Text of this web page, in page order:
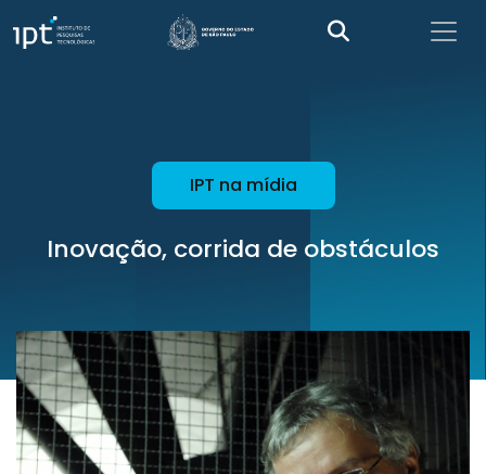
IPT na mídia
Inovação, corrida de obstáculos